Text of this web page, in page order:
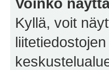
Kyllä, voit